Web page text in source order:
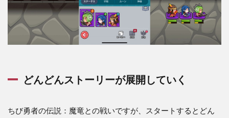
ビュ
ーま
とめ
どんどんストーリーが展開していく
ちび勇者の伝説：魔竜との戦いですが、スタートするとどん